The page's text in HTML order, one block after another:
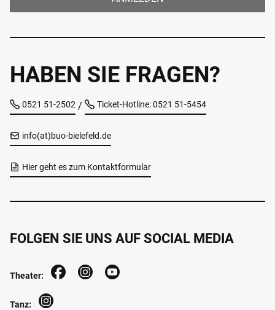
HABEN SIE FRAGEN?
0521 51-2502 / Ticket-Hotline: 0521 51-5454
info(at)buo-bielefeld.de
Hier geht es zum Kontaktformular
FOLGEN SIE UNS AUF SOCIAL MEDIA
Theater:
Tanz: